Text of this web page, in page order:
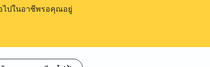
อไปในอาชีพรอคุณอยู่